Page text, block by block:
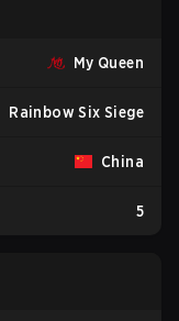
My Queen
Rainbow Six Siege
China
5